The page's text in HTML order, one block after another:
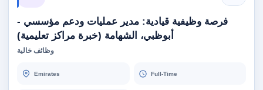
فرصة وظيفية قيادية: مدير عمليات ودعم مؤسسي -
أبوظبي، الشهامة (خبرة مراكز تعليمية)
وظائف خالية
Emirates Full-Time